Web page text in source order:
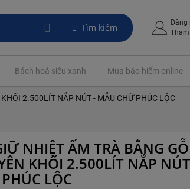
Tìm kiếm
Đăng
Bách hoá siêu xanh Mua bảo hiểm online
2.500LÍT NẮP NÚT - MẪU CHỮ PHÚC LỘC
NHIỆT ẤM TRÀ BẰNG GỖ
KHỐI 2.500LÍT NẮP
LỘC